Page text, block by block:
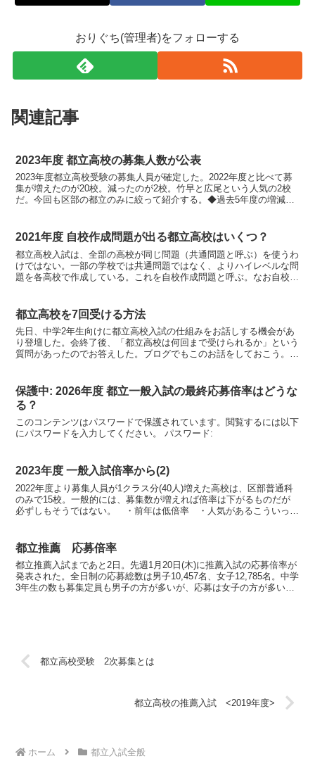
おりぐち(管理者)をフォローする
関連記事
2023年度 都立高校の募集人数が公表
2023年度都立高校受験の募集人員が確定した。2022年度と比べて募
集が増えたのが20校。減ったのが2校。竹早と広尾という人気の2校
だ。今回も区部の都立のみに絞って紹介する。◆過去5年度の増減こ
2021年度 自校作成問題が出る都立高校はいくつ？
都立高校入試は、全部の高校が同じ問題（共通問題と呼ぶ）を使うわ
けではない。一部の学校では共通問題ではなく、よりハイレベルな問
題を各高校で作成している。これを自校作成問題と呼ぶ。なお自校作
都立高校を7回受ける方法
先日、中学2年生向けに都立高校入試の仕組みをお話しする機会があ
り登壇した。会終了後、「都立高校は何回まで受けられるか」という
質問があったのでお答えした。ブログでもこのお話をしておこう。◆
保護中: 2026年度 都立一般入試の最終応募倍率はどうな
る？
このコンテンツはパスワードで保護されています。閲覧するには以下
にパスワードを入力してください。 パスワード:
2023年度 一般入試倍率から(2)
2022年度より募集人員が1クラス分(40人)増えた高校は、区部普通科
のみで15校。一般的には、募集数が増えれば倍率は下がるものだが
必ずしもそうではない。 ・前年は低倍率 ・人気があるこういった
都立推薦 応募倍率
都立推薦入試まであと2日。先週1月20日(木)に推薦入試の応募倍率が
発表された。全日制の応募総数は男子10,457名、女子12,785名。中学
3年生の数も募集定員も男子の方が多いが、応募は女子の方が多い。
都立高校受験 2次募集とは
都立高校の推薦入試 <2019年度>
ホーム 都立入試全般